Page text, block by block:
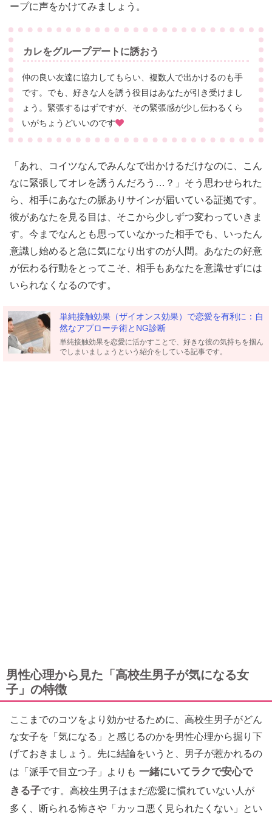
ープに声をかけてみましょう。
カレをグループデートに誘おう
仲の良い友達に協力してもらい、複数人で出かけるのも手
です。でも、好きな人を誘う役目はあなたが引き受けまし
ょう。緊張するはずですが、その緊張感が少し伝わるくら
いがちょうどいいのです
「あれ、コイツなんでみんなで出かけるだけなのに、こん
なに緊張してオレを誘うんだろう…？」そう思わせられた
ら、相手にあなたの脈ありサインが届いている証拠です。
彼があなたを見る目は、そこから少しずつ変わっていきま
す。今までなんとも思っていなかった相手でも、いったん
意識し始めると急に気になり出すのが人間。あなたの好意
が伝わる行動をとってこそ、相手もあなたを意識せずには
いられなくなるのです。
単純接触効果（ザイオンス効果）で恋愛を有利に：自
然なアプローチ術とNG診断
単純接触効果を恋愛に活かすことで、好きな彼の気持ちを掴ん
でしまいましょうという紹介をしている記事です。
男性心理から見た「高校生男子が気になる女
子」の特徴
ここまでのコツをより効かせるために、高校生男子がどん
な女子を「気になる」と感じるのかを男性心理から掘り下
げておきましょう。先に結論をいうと、男子が惹かれるの
は「派手で目立つ子」よりも 一緒にいてラクで安心で
きる子です。高校生男子はまだ恋愛に慣れていない人が
多く、断られる怖さや「カッコ悪く見られたくない」とい